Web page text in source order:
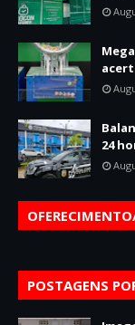
24
POSTAGENS